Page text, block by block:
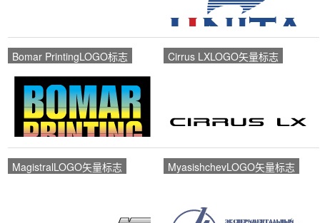
Bomar PrintingLOGO标志 Cirrus LXLOGO矢量标志
MagistralLOGO矢量标志 MyasishchevLOGO矢量标志